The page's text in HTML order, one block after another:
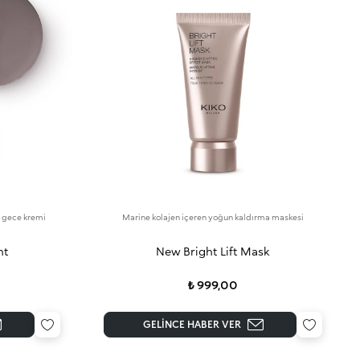
kremi Marine kolajen içeren yoğun kaldırma maskesi
New Bright Lift Mask
₺ 999,00
GELINCE HABER VER